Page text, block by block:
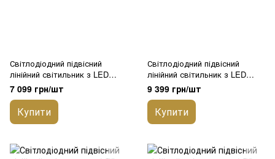
Світлодіодний підвісний
лінійний світильник з LED
профілю Т-подібний LIEL
800х800х40х43.6 мм 220V
Premium, арт. L151
7 099 грн/шт
Купити
Світлодіодний підвісний
лінійний світильник з LED
профілю Т-подібний LIEL
1000х1000х40х43.6 мм 220V
Premium, арт. L153
9 399 грн/шт
Купити